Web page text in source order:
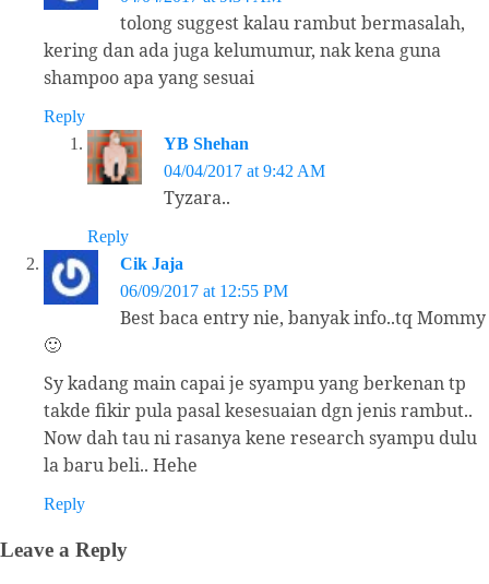
tolong suggest kalau rambut bermasalah,
kering dan ada juga kelumumur, nak kena guna
shampoo apa yang sesuai
Reply
YB Shehan
04/04/2017 at 9:42 AM
Tyzara..
Reply
Cik Jaja
06/09/2017 at 12:55 PM
Best baca entry nie, banyak info..tq Mommy
🙂
Sy kadang main capai je syampu yang berkenan tp
takde fikir pula pasal kesesuaian dgn jenis rambut..
Now dah tau ni rasanya kene research syampu dulu
la baru beli.. Hehe
Reply
Leave a Reply